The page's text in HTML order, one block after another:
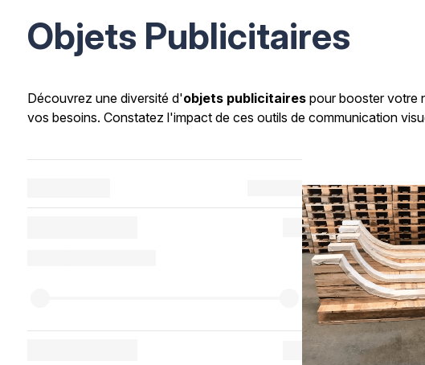
Objets Publicitaires
Découvrez une diversité d'objets publicitaires pour booster votre
vos besoins. Constatez l'impact de ces outils de communication